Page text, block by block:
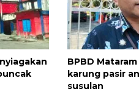
BPBD
karung pasir
susulan